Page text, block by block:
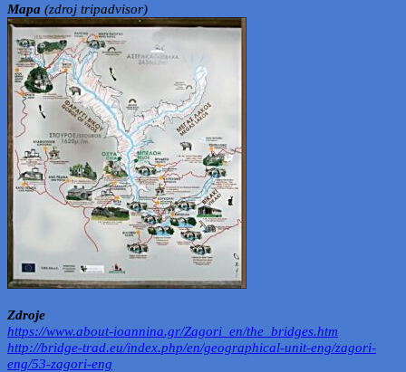
Mapa (zdroj tripadvisor)
Zdroje
https://www.about-ioannina.gr/Zagori_en/the_bridges.htm
http://bridge-trad.eu/index.php/en/geographical-unit-eng/zagori-
eng/53-zagori-eng